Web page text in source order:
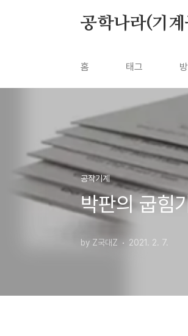
공학나라(기
홈 태그
공작기계
박판의 굽힘
by Z국대Z 2021. 2. 7.